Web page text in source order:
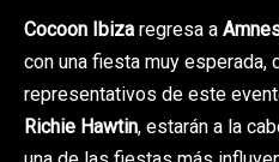
Cocoon Ibizaregresa a
con una fiesta muy
representativos de este
Richie Hawtin, estarán a la